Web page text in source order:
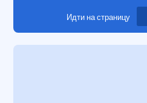
Идти на страницу